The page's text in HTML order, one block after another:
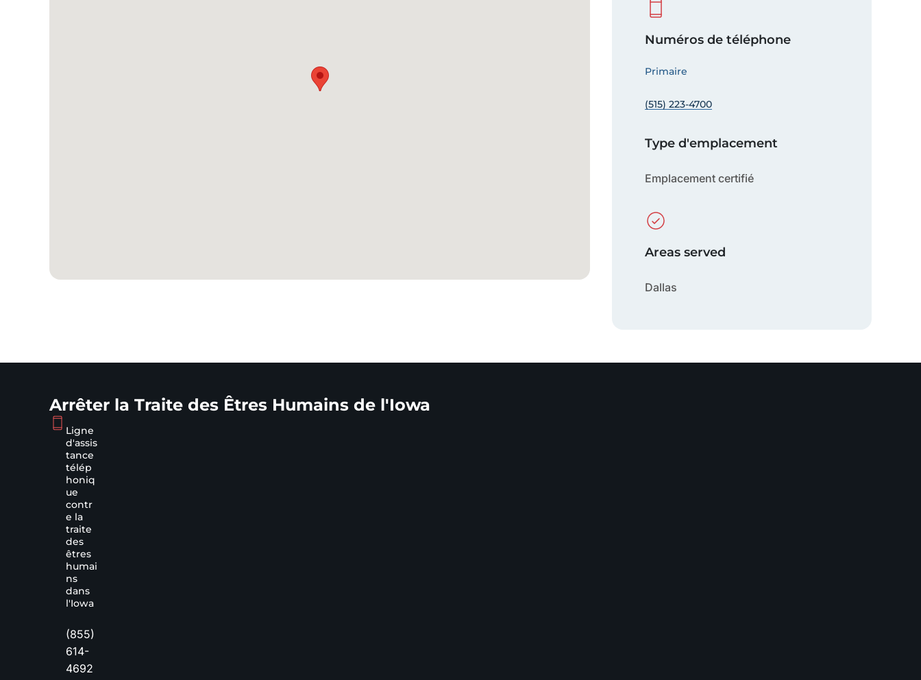
Numéros de téléphone
Primaire
(515) 223-4700
Type d'emplacement
Emplacement certifié
Areas served
Dallas
Arrêter la Traite des Êtres Humains de l'Iowa
Ligne
d'assis
tance
télép
honiq
ue
contr
e la
traite
des
êtres
humai
ns
dans
l'Iowa
(855)
614-
4692